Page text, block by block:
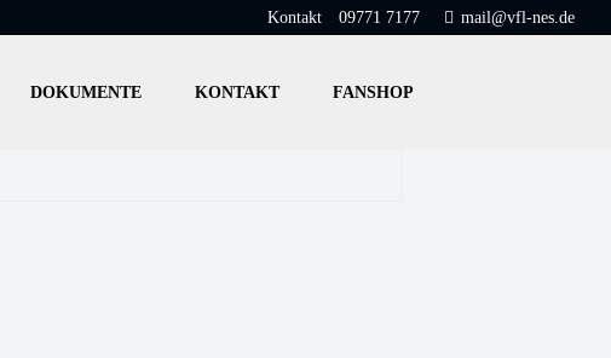
Kontakt 09771 7177 mail@vfl-nes.de
DOKUMENTE KONTAKT FANSHOP